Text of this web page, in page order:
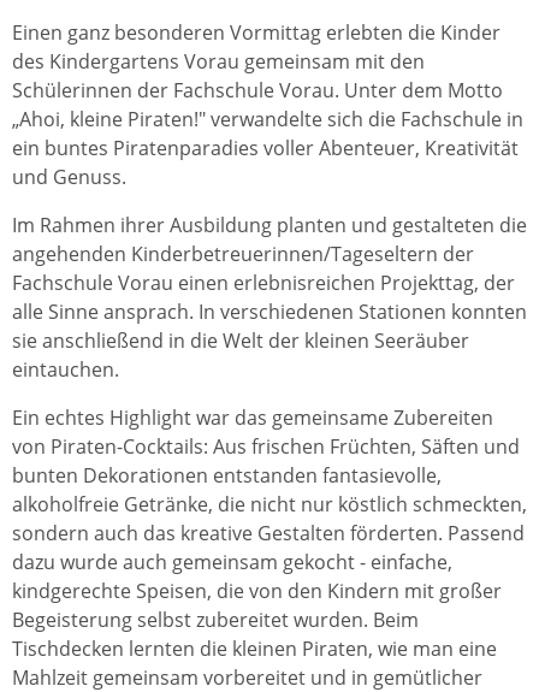
Einen ganz besonderen Vormittag erlebten die Kinder
des Kindergartens Vorau gemeinsam mit den
Schülerinnen der Fachschule Vorau. Unter dem Motto
„Ahoi, kleine Piraten!" verwandelte sich die Fachschule in
ein buntes Piratenparadies voller Abenteuer, Kreativität
und Genuss.
Im Rahmen ihrer Ausbildung planten und gestalteten die
angehenden Kinderbetreuerinnen/Tageseltern der
Fachschule Vorau einen erlebnisreichen Projekttag, der
alle Sinne ansprach. In verschiedenen Stationen konnten
sie anschließend in die Welt der kleinen Seeräuber
eintauchen.
Ein echtes Highlight war das gemeinsame Zubereiten
von Piraten-Cocktails: Aus frischen Früchten, Säften und
bunten Dekorationen entstanden fantasievolle,
alkoholfreie Getränke, die nicht nur köstlich schmeckten,
sondern auch das kreative Gestalten förderten. Passend
dazu wurde auch gemeinsam gekocht - einfache,
kindgerechte Speisen, die von den Kindern mit großer
Begeisterung selbst zubereitet wurden. Beim
Tischdecken lernten die kleinen Piraten, wie man eine
Mahlzeit gemeinsam vorbereitet und in gemütlicher